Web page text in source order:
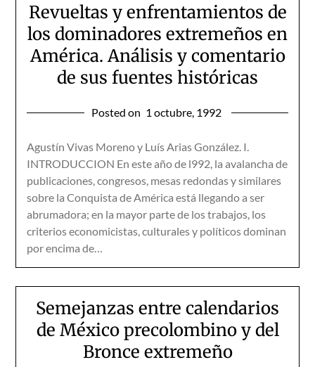
Revueltas y enfrentamientos de
los dominadores extremeños en
América. Análisis y comentario
de sus fuentes históricas
Posted on 1 octubre, 1992
Agustín Vivas Moreno y Luís Arias González. I.
INTRODUCCION En este año de l992, la avalancha de
publicaciones, congresos, mesas redondas y similares
sobre la Conquista de América está llegando a ser
abrumadora; en la mayor parte de los trabajos, los
criterios economicistas, culturales y políticos dominan
por encima de…
Semejanzas entre calendarios
de México precolombino y del
Bronce extremeño